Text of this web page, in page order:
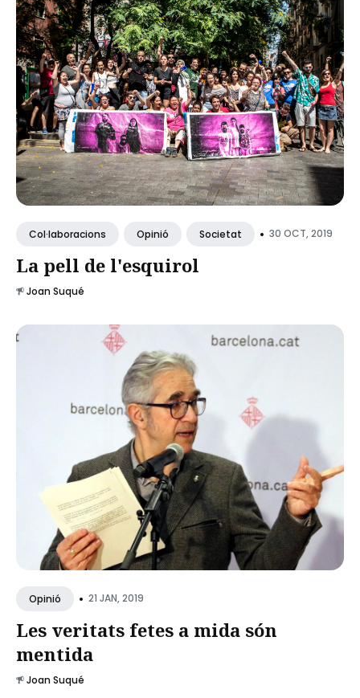
Col·laboracions Opinió Societat • 30 OCT, 2019
La pell de l'esquirol
Joan Suqué
Opinió • 21 JAN, 2019
Les veritats fetes a mida són
mentida
Joan Suqué